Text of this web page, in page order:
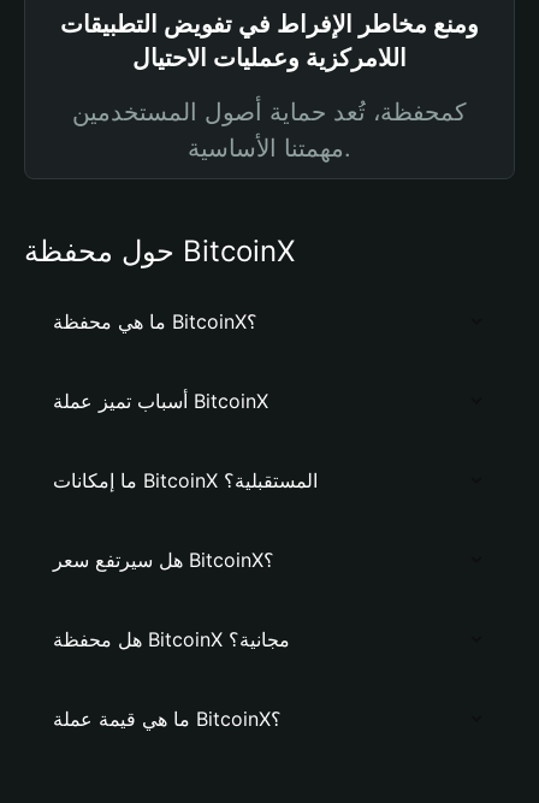
ومنع مخاطر الإفراط في تفويض التطبيقات
اللامركزية وعمليات الاحتيال
كمحفظة، تُعد حماية أصول المستخدمين
مهمتنا الأساسية.
حول محفظة BitcoinX
ما هي محفظة BitcoinX؟
أسباب تميز عملة BitcoinX
ما إمكانات BitcoinX المستقبلية؟
هل سيرتفع سعر BitcoinX؟
هل محفظة BitcoinX مجانية؟
ما هي قيمة عملة BitcoinX؟